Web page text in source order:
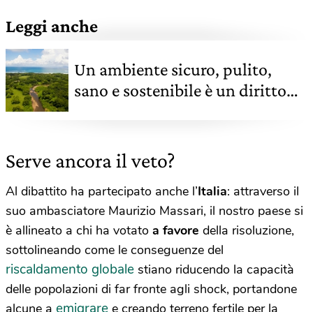
Leggi anche
Un ambiente sicuro, pulito,
sano e sostenibile è un diritto
Serve ancora il veto?
Al dibattito ha partecipato anche l’Italia: attraverso il
suo ambasciatore Maurizio Massari, il nostro paese si
è allineato a chi ha votato a favore della risoluzione,
sottolineando come le conseguenze del
riscaldamento globale stiano riducendo la capacità
delle popolazioni di far fronte agli shock, portandone